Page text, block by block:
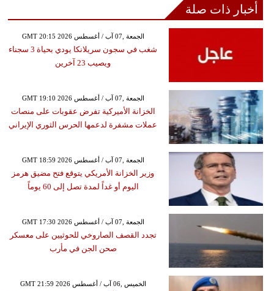
أخبار ذات صلة
GMT 20:15 2026 الجمعة ,07 آب / أغسطس
شغب في سجون سريلانكا يودي بحياة 3 سجناء
ويصيب 23 آخرين
GMT 19:10 2026 الجمعة ,07 آب / أغسطس
الخزانة الأميركية تفرض عقوبات على منصات
عملات مشفرة لدعمها الحرس الثوري الإيراني
GMT 18:59 2026 الجمعة ,07 آب / أغسطس
وزير الخزانة الأمريكي يتوقع فتح مضيق هرمز
اليوم أو غداً لمدة تصل إلى 60 يوماً
GMT 17:30 2026 الجمعة ,07 آب / أغسطس
تجدد القصف الصاروخي للحوثيين على معسكر
صحن الجن في مأرب
GMT 21:59 2026 الخميس ,06 آب / أغسطس